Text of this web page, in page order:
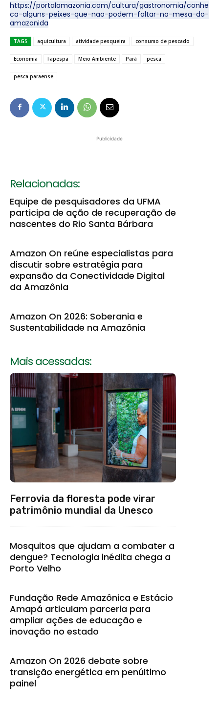
https://portalamazonia.com/cultura/gastronomia/conhe
ca-alguns-peixes-que-nao-podem-faltar-na-mesa-do-
amazonida
TAGS aquicultura atividade pesqueira consumo de pescado
Economia Fapespa Meio Ambiente Pará pesca
pesca paraense
Publicidade
Relacionadas:
Equipe de pesquisadores da UFMA
participa de ação de recuperação de
nascentes do Rio Santa Bárbara
Amazon On reúne especialistas para
discutir sobre estratégia para
expansão da Conectividade Digital
da Amazônia
Amazon On 2026: Soberania e
Sustentabilidade na Amazônia
Mais acessadas:
Ferrovia da floresta pode virar
patrimônio mundial da Unesco
Mosquitos que ajudam a combater a
dengue? Tecnologia inédita chega a
Porto Velho
Fundação Rede Amazônica e Estácio
Amapá articulam parceria para
ampliar ações de educação e
inovação no estado
Amazon On 2026 debate sobre
transição energética em penúltimo
painel